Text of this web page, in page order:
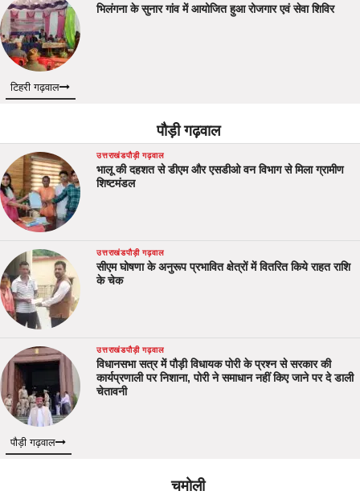
भिलंगना के सुनार गांव में आयोजित हुआ रोजगार एवं सेवा शिविर
टिहरी गढ़वाल
पौड़ी गढ़वाल
उत्तराखंडपौड़ी गढ़वाल
भालू की दहशत से डीएम और एसडीओ वन विभाग से मिला ग्रामीण
शिष्टमंडल
उत्तराखंडपौड़ी गढ़वाल
सीएम घोषणा के अनुरूप प्रभावित क्षेत्रों में वितरित किये राहत राशि
के चेक
उत्तराखंडपौड़ी गढ़वाल
विधानसभा सत्र में पौड़ी विधायक पोरी के प्रश्न से सरकार की
कार्यप्रणाली पर निशाना, पोरी ने समाधान नहीं किए जाने पर दे डाली
चेतावनी
पौड़ी गढ़वाल
चमोली